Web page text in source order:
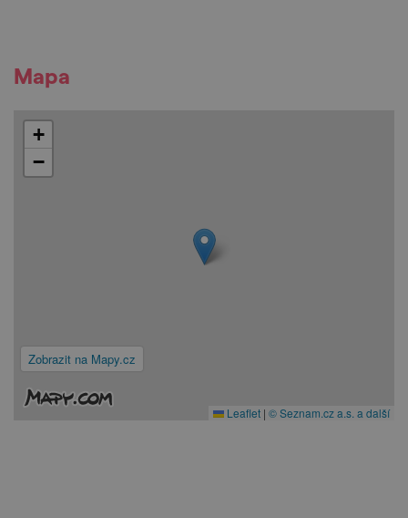
Mapa
Zobrazit na Mapy.cz
+
−
Leaflet | © Seznam.cz a.s. a další